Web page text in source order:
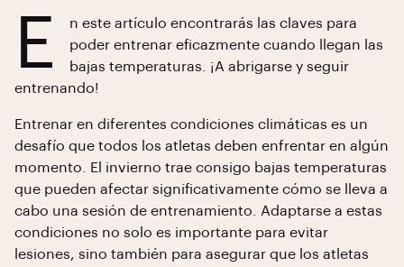
E
n este artículo encontrarás las claves para
poder entrenar eficazmente cuando llegan las
bajas temperaturas. ¡A abrigarse y seguir
entrenando!
Entrenar en diferentes condiciones climáticas es un
desafío que todos los atletas deben enfrentar en algún
momento. El invierno trae consigo bajas temperaturas
que pueden afectar significativamente cómo se lleva a
cabo una sesión de entrenamiento. Adaptarse a estas
condiciones no solo es importante para evitar
lesiones, sino también para asegurar que los atletas